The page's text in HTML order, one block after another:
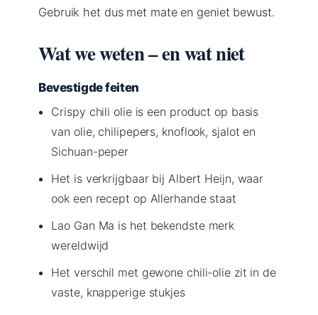
Gebruik het dus met mate en geniet bewust.
Wat we weten – en wat niet
Bevestigde feiten
Crispy chili olie is een product op basis
van olie, chilipepers, knoflook, sjalot en
Sichuan-peper
Het is verkrijgbaar bij Albert Heijn, waar
ook een recept op Allerhande staat
Lao Gan Ma is het bekendste merk
wereldwijd
Het verschil met gewone chili-olie zit in de
vaste, knapperige stukjes